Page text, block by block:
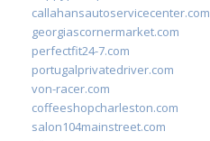
callahansautoservicecenter.com
georgiascornermarket.com
perfectfit24-7.com
portugalprivatedriver.com
von-racer.com
coffeeshopcharleston.com
salon104mainstreet.com